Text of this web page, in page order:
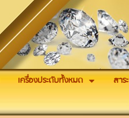
เครื่องประดับทั้งหมด สาร